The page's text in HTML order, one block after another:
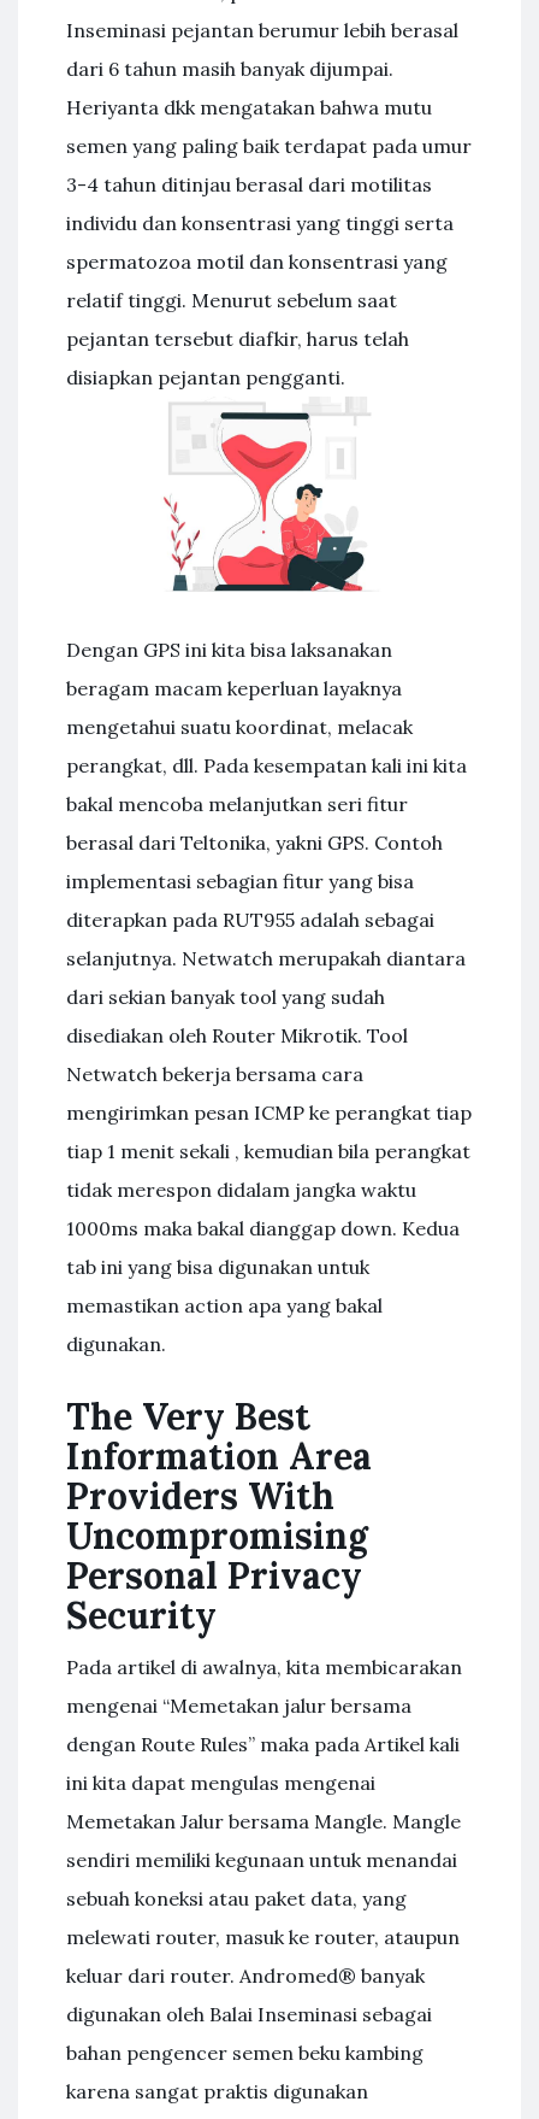
Inseminasi pejantan berumur lebih berasal
dari 6 tahun masih banyak dijumpai.
Heriyanta dkk mengatakan bahwa mutu
semen yang paling baik terdapat pada umur
3-4 tahun ditinjau berasal dari motilitas
individu dan konsentrasi yang tinggi serta
spermatozoa motil dan konsentrasi yang
relatif tinggi. Menurut sebelum saat
pejantan tersebut diafkir, harus telah
disiapkan pejantan pengganti.
Dengan GPS ini kita bisa laksanakan
beragam macam keperluan layaknya
mengetahui suatu koordinat, melacak
perangkat, dll. Pada kesempatan kali ini kita
bakal mencoba melanjutkan seri fitur
berasal dari Teltonika, yakni GPS. Contoh
implementasi sebagian fitur yang bisa
diterapkan pada RUT955 adalah sebagai
selanjutnya. Netwatch merupakah diantara
dari sekian banyak tool yang sudah
disediakan oleh Router Mikrotik. Tool
Netwatch bekerja bersama cara
mengirimkan pesan ICMP ke perangkat tiap
tiap 1 menit sekali , kemudian bila perangkat
tidak merespon didalam jangka waktu
1000ms maka bakal dianggap down. Kedua
tab ini yang bisa digunakan untuk
memastikan action apa yang bakal
digunakan.
The Very Best
Information Area
Providers With
Uncompromising
Personal Privacy
Security
Pada artikel di awalnya, kita membicarakan
mengenai “Memetakan jalur bersama
dengan Route Rules” maka pada Artikel kali
ini kita dapat mengulas mengenai
Memetakan Jalur bersama Mangle. Mangle
sendiri memiliki kegunaan untuk menandai
sebuah koneksi atau paket data, yang
melewati router, masuk ke router, ataupun
keluar dari router. Andromed® banyak
digunakan oleh Balai Inseminasi sebagai
bahan pengencer semen beku kambing
karena sangat praktis digunakan